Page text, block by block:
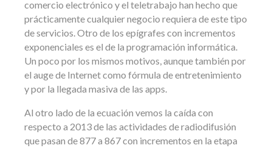
comercio electrónico y el teletrabajo han hecho que
prácticamente cualquier negocio requiera de este tipo
de servicios. Otro de los epígrafes con incrementos
exponenciales es el de la programación informática.
Un poco por los mismos motivos, aunque también por
el auge de Internet como fórmula de entretenimiento
y por la llegada masiva de las apps.
Al otro lado de la ecuación vemos la caída con
respecto a 2013 de las actividades de radiodifusión
que pasan de 877 a 867 con incrementos en la etapa